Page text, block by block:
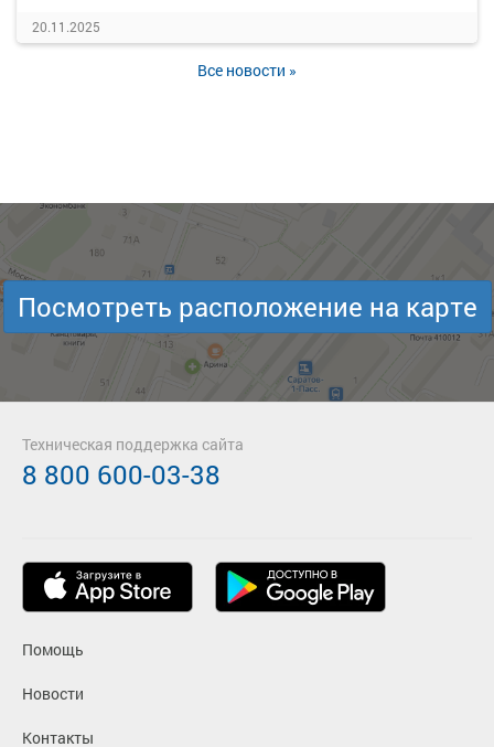
20.11.2025
Все новости »
Посмотреть расположение на карте
Помощь
Новости
Контакты
Техническая поддержка сайта
8 800 600-03-38